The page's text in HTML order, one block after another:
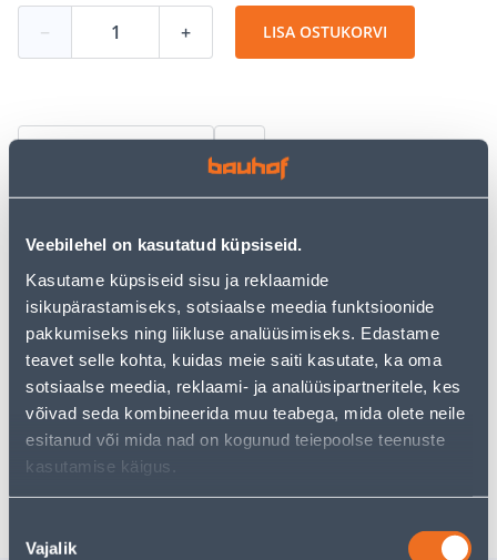
Veebilehel on kasutatud küpsiseid.
Kasutame küpsiseid sisu ja reklaamide
isikupärastamiseks, sotsiaalse meedia funktsioonide
pakkumiseks ning liikluse analüüsimiseks. Edastame
teavet selle kohta, kuidas meie saiti kasutate, ka oma
sotsiaalse meedia, reklaami- ja analüüsipartneritele, kes
võivad seda kombineerida muu teabega, mida olete neile
esitanud või mida nad on kogunud teiepoolse teenuste
kasutamise käigus.
valik
Vajalik
− + LISA OSTUKORVI
aiataimede pihustamiseks.
• Kasutada võib nii väetisi kui vett.
• 14-päevane tagastusõigus.
Eeldatav kojuvedu 3,69 € al. 2-5 tööpäeva
Tarne pakiautomaati al. 2,29 € al. 2-5 tööpäeva
Poest kätte, alates 06.08.2026